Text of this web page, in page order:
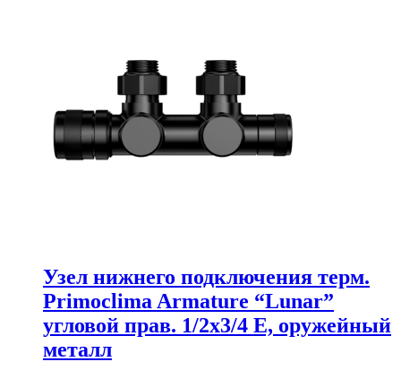
Узел нижнего подключения терм.
Primoclima Armature “Lunar”
угловой прав. 1/2х3/4 Е, оружейный
металл